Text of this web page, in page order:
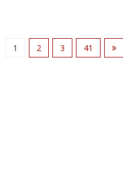
1 2 3 41